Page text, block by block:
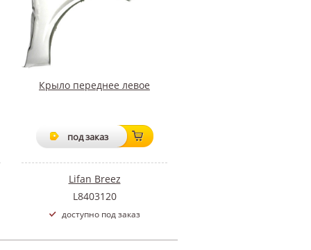
Крыло переднее левое
под заказ
Lifan Breez
L8403120
доступно под заказ